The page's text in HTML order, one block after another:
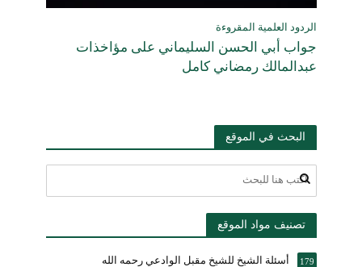
الردود العلمية المقروءة
جواب أبي الحسن السليماني على مؤاخذات
عبدالمالك رمضاني كامل
البحث في الموقع
تصنيف مواد الموقع
أسئلة الشيخ للشيخ مقبل الوادعي رحمه الله 179